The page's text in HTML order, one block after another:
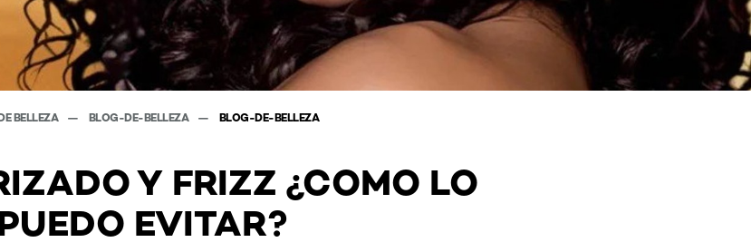
BELLEZA BLOG-DE-BELLEZA BLOG-DE-BELLEZA
Y FRIZZ ¿COMO LO
EVITAR?